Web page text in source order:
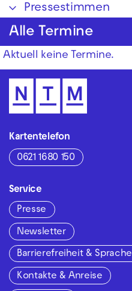
Pressestimmen
Alle Termine
Aktuell keine Termine.
Kartentelefon
0621 1680 150
Service
Presse
Newsletter
Barrierefreiheit & Sprache
Kontakte & Anreise